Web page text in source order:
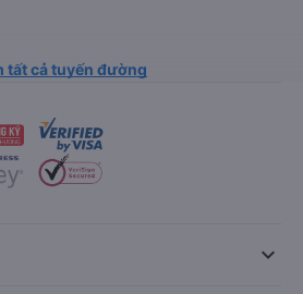
tất cả tuyến đường
keyboard_arrow_down